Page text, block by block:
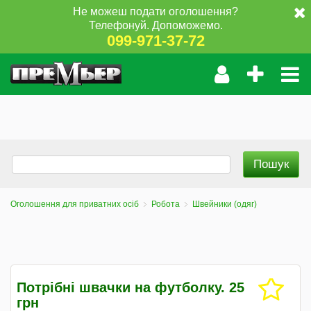
Не можеш подати оголошення?
Телефонуй. Допоможемо.
099-971-37-72
Оголошення для приватних осіб Робота Швейники (одяг)
Потрібні швачки на футболку. 25
грн